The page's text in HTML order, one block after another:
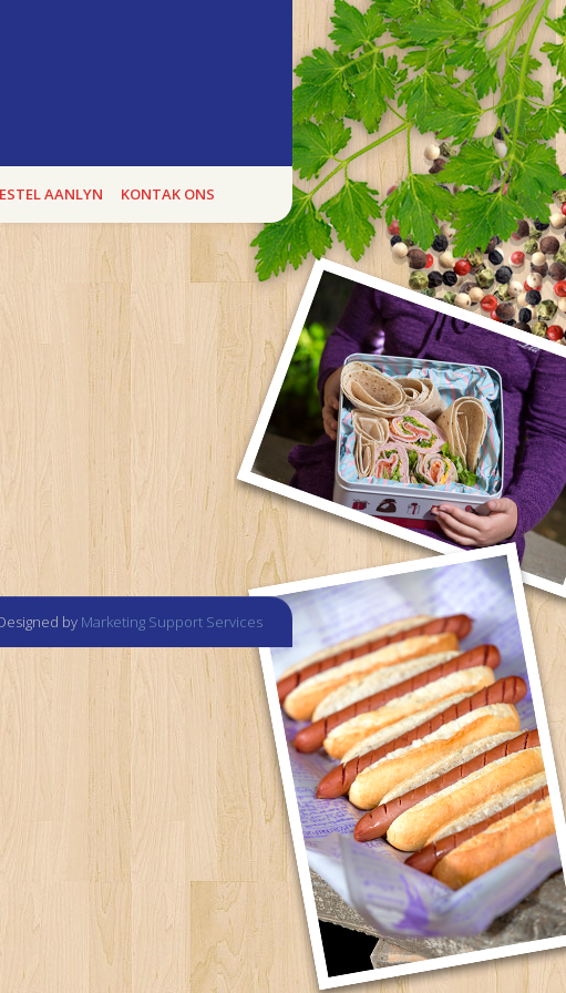
BOEREWORS BONANZA, kan jy heel
AANLYN KONTAK ONS
by Marketing Support Services